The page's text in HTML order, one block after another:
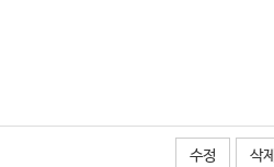
수정 삭제